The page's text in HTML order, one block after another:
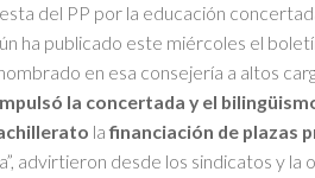
del PP por la educación
ha publicado este miércoles el
en esa consejería a altos
la concertada y el
lafinanciación de plazas
advirtieron desde los sindicatos y